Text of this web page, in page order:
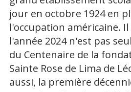
jour en octobre 1924 en
l'occupation américaine.
l'année 2024 n'est pas
du Centenaire de la
Sainte Rose de Lima de
aussi, la première